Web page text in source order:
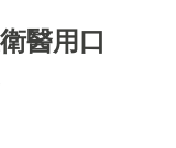
醫用口